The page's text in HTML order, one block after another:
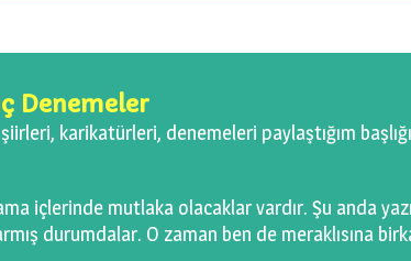
Denemeler
şiirleri, karikatürleri, denemeleri paylaştığım
içlerinde mutlaka olacaklar vardır. Şu anda
durumdalar. O zaman ben de meraklısına